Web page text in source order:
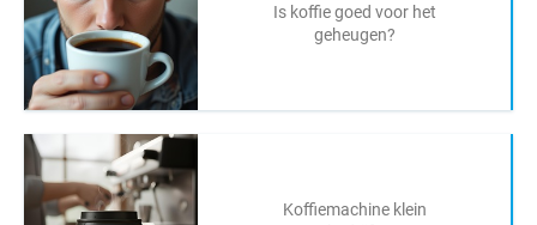
Is koffie goed voor het
geheugen?
Koffiemachine klein